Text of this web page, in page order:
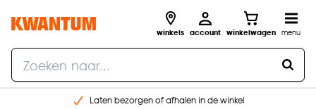
winkels account winkelwagen menu
Laten bezorgen of afhalen in de winkel